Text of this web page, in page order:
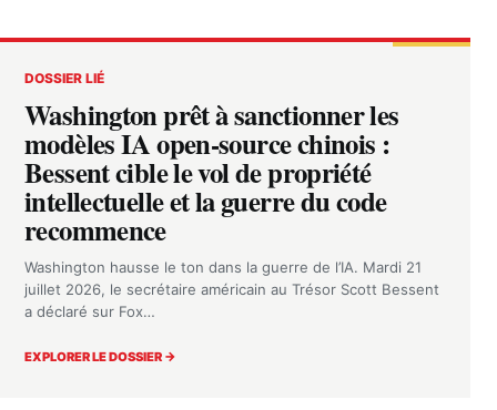
DOSSIER LIÉ
Washington prêt à sanctionner les
modèles IA open-source chinois :
Bessent cible le vol de propriété
intellectuelle et la guerre du code
recommence
Washington hausse le ton dans la guerre de l’IA. Mardi 21
juillet 2026, le secrétaire américain au Trésor Scott Bessent
a déclaré sur Fox…
EXPLORER LE DOSSIER →